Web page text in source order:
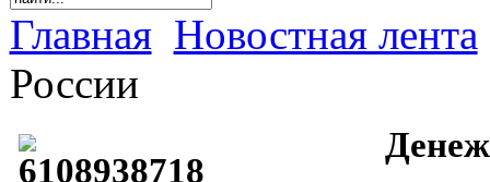
Главная Новостная лента
России